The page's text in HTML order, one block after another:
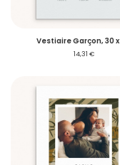
Vestiaire Garçon, 30
14,31 €